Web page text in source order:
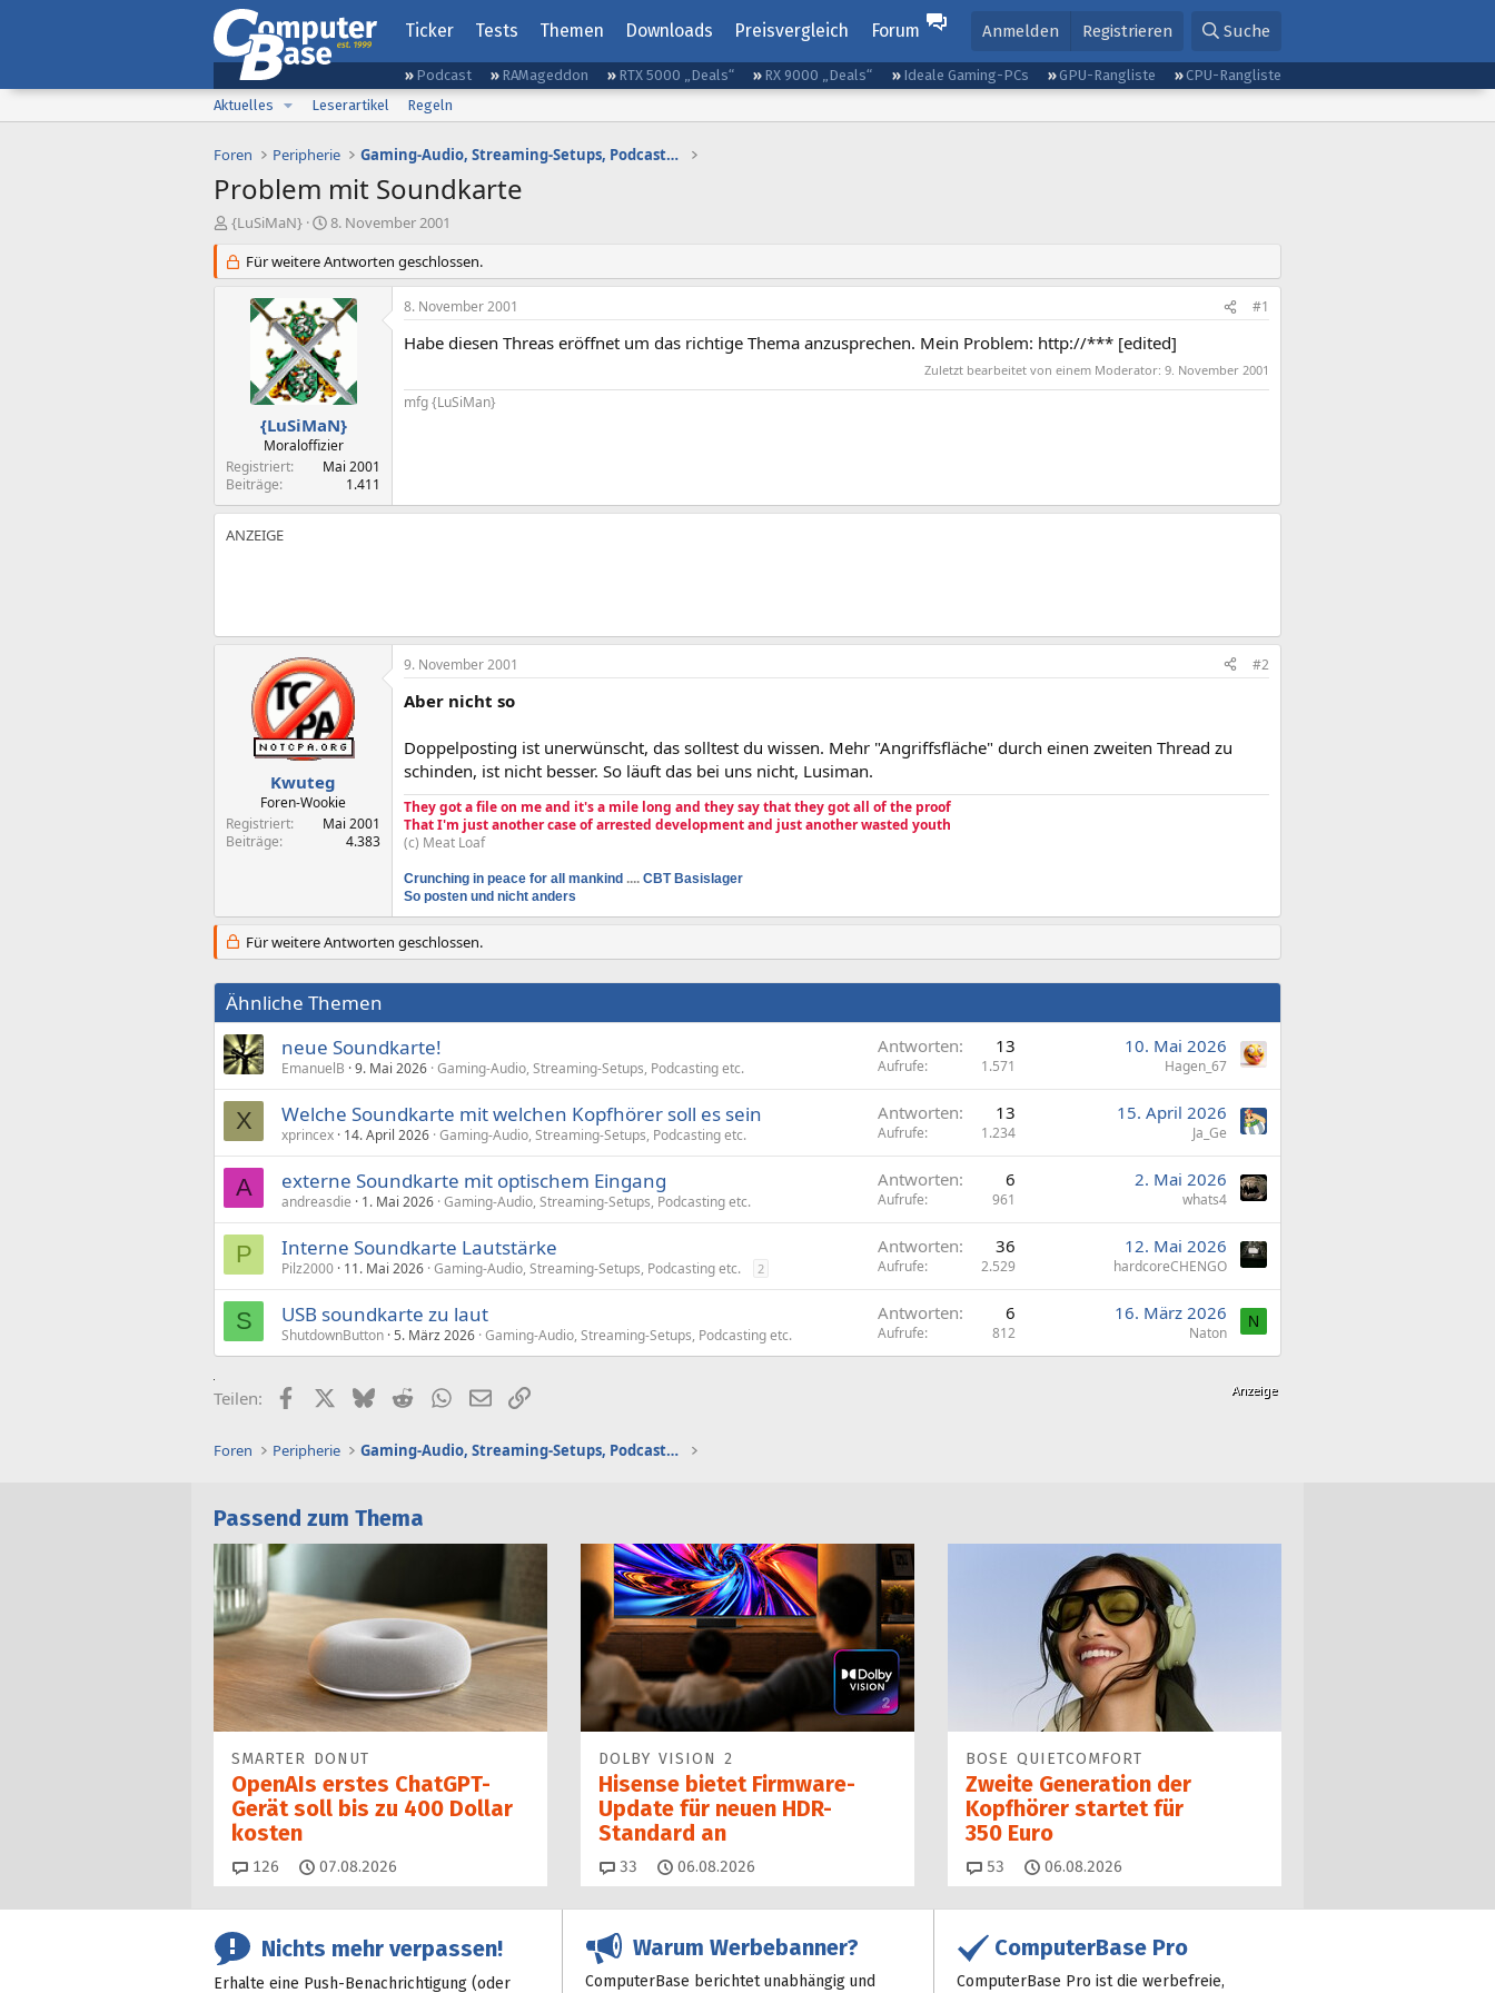
Ticker Tests Themen Downloads Preisvergleich Forum Anmelden Registrieren Suche
Podcast RAMageddon RTX 5000 „Deals“ RX 9000 „Deals“ Ideale Gaming-PCs GPU-Rangliste
CPU-Rangliste
Aktuelles
Leserartikel Regeln
Foren Peripherie Gaming-Audio, Streaming-Setups, Podcasting etc.
Problem mit Soundkarte
E
s
t
{LuSiMaN}
E
s
t
e
l
t
a
m
8. November 2001
Für weitere Antworten geschlossen.
{LuSiMaN}
Moraloffizier
Registriert
Mai 2001
Beiträge
1.411
8. November 2001 #1
Habe diesen Threas eröffnet um das richtige Thema anzusprechen. Mein Problem: http://*** [edited]
Zuletzt bearbeitet von einem Moderator: 9. November 2001
mfg {LuSiMan}
Kwuteg
Foren-Wookie
Registriert
Mai 2001
Beiträge
4.383
9. November 2001 #2
Aber nicht so
Doppelposting ist unerwünscht, das solltest du wissen. Mehr "Angriffsfläche" durch einen zweiten Thread zu
schinden, ist nicht besser. So läuft das bei uns nicht, Lusiman.
They got a file on me and it's a mile long and they say that they got all of the proof
That I'm just another case of arrested development and just another wasted youth
(c) Meat Loaf
Crunching in peace for all mankind .... CBT Basislager
So posten und nicht anders
Für weitere Antworten geschlossen.
Ähnliche Themen
neue Soundkarte!
EmanuelB 9. Mai 2026 Gaming-Audio, Streaming-Setups, Podcasting etc.
Antworten 13
Aufrufe 1.571
10. Mai 2026
Hagen_67
X Welche Soundkarte mit welchen Kopfhörer soll es sein
xprincex 14. April 2026 Gaming-Audio, Streaming-Setups, Podcasting etc.
Antworten 13
Aufrufe 1.234
15. April 2026
Ja_Ge
A externe Soundkarte mit optischem Eingang
andreasdie 1. Mai 2026 Gaming-Audio, Streaming-Setups, Podcasting etc.
Antworten 6
Aufrufe 961
2. Mai 2026
whats4
P Interne Soundkarte Lautstärke
Pilz2000 11. Mai 2026 Gaming-Audio, Streaming-Setups, Podcasting etc. 2
Antworten 36
Aufrufe 2.529
12. Mai 2026
hardcoreCHENGO
S USB soundkarte zu laut
ShutdownButton 5. März 2026 Gaming-Audio, Streaming-Setups, Podcasting etc.
Antworten 6
Aufrufe 812
16. März 2026
Naton
N
Teilen: FacebookX (Twitter)
BlueskyRedditWhatsApp
E-MailLink
Foren Peripherie Gaming-Audio, Streaming-Setups, Podcasting etc.
Passend zum Thema
SMARTER DONUT
OpenAIs erstes ChatGPT-
Gerät soll bis zu 400 Dollar
kosten
126 Kommentare
07.08.2026
DOLBY VISION 2
Hisense bietet Firmware-
Update für neuen HDR-
Standard an
33 Kommentare
06.08.2026
BOSE QUIETCOMFORT
Zweite Generation der
Kopfhörer startet für
350 Euro
53 Kommentare
06.08.2026
Nichts mehr verpassen!
Erhalte eine Push-Benachrichtigung (oder
Warum Werbebanner?
ComputerBase berichtet unabhängig und
ComputerBase Pro
ComputerBase Pro ist die werbefreie,